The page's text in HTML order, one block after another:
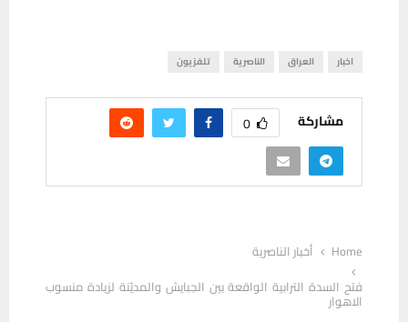
اخبار العراق الناصرية تلفزيون
مشاركة 0
Home
أخبار الناصرية
فتح السدة الترابية الواقعة بين الجبايش والمديّنة لزيادة منسوب
الاهوار